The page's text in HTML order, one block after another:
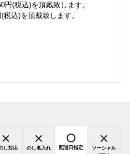
円(税込)を頂戴致します。
込)を頂戴致します。
し対応 のし名入れ 配送日指定
ソーシャル